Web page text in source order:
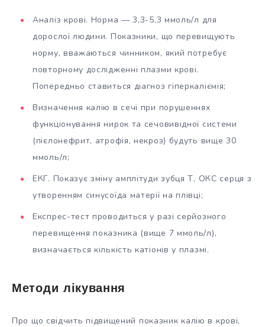
Аналіз крові. Норма — 3,3-5,3 ммоль/л для
дорослої людини. Показники, що перевищують
норму, вважаються чинником, який потребує
повторному дослідженні плазми крові.
Попередньо ставиться діагноз гіперкаліємія;
Визначення калію в сечі при порушеннях
функціонування нирок та сечовивідної системи
(пієлонефрит, атрофія, некроз) будуть вище 30
ммоль/л;
ЕКГ. Показує зміну амплітуди зубця Т, ОКС серця з
утворенням синусоїда матерії на плівці;
Експрес-тест проводиться у разі серйозного
перевищення показника (вище 7 ммоль/л),
визначається кількість катіонів у плазмі.
Методи лікування
Про що свідчить підвищений показник калію в крові,